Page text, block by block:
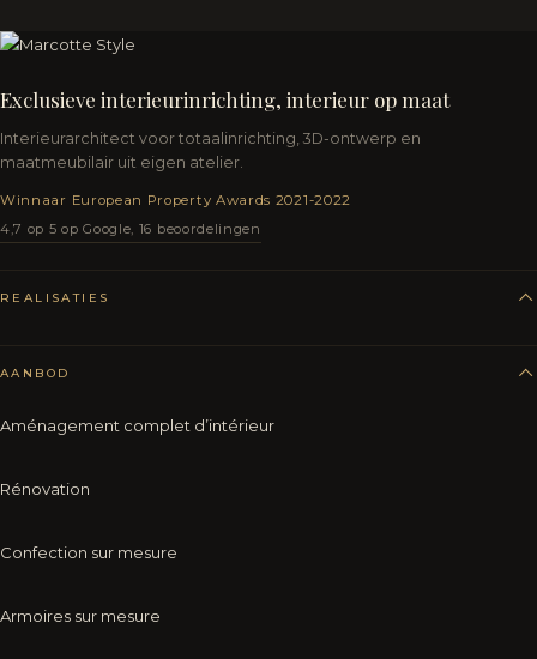
Exclusieve interieurinrichting, interieur op maat
Interieurarchitect voor totaalinrichting, 3D-ontwerp en
maatmeubilair uit eigen atelier.
Winnaar European Property Awards 2021-2022
4,7 op 5 op Google, 16 beoordelingen
REALISATIES
AANBOD
Aménagement complet d’intérieur
Rénovation
Confection sur mesure
Armoires sur mesure